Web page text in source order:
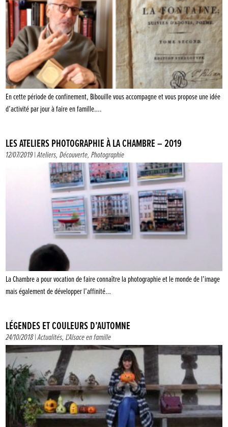
En cette période de confinement, Bibouille vous accompagne et vous propose une idée
d’activité par jour à faire en famille….
LES ATELIERS PHOTOGRAPHIE À LA CHAMBRE – 2019
12/07/2019 |Ateliers,Découverte,Photographie
La Chambre a pour vocation de faire connaître la photographie et le monde de l’image
mais également de développer l’affinité…
LÉGENDES ET COULEURS D’AUTOMNE
24/10/2018 |Actualités,L'Alsace en famille